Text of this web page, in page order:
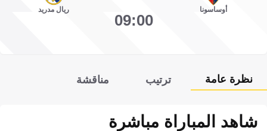
أوساسونا
09:00
ريال مدريد
نظرة عامة ترتيب مناقشة
شاهد المباراة مباشرة